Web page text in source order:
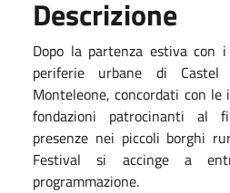
Descrizione
Dopo la partenza estiva con
periferie urbane di
Monteleone, concordati con
fondazioni patrocinanti al
presenze nei piccoli borghi
Festival si accinge a
programmazione.